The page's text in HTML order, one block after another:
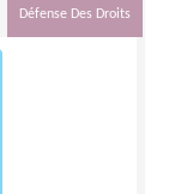
Défense Des Droits